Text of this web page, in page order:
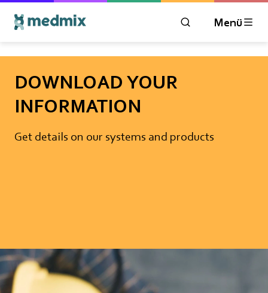
ÖFFNEN SIE DAS
Menü
DOWNLOAD YOUR
INFORMATION
Get details on our systems and products